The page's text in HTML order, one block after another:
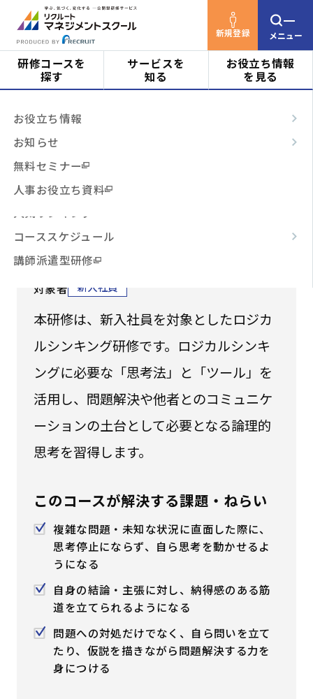
新規登録 メニュー
階層・役割
その他からコースを探す
サービスの特長
開催間近 満席間近
受講者ログイン
研修コースを
探す
対象者
ビジネススキル
テーマ別
3時間コース
人気ランキング
コーススケジュール
講師派遣型研修
サービスを
知る
はじめての方へ
サービスの特長
ご利用の流れ
よくあるご質問
お役立ち情報
を見る
お役立ち情報
お知らせ
無料セミナー
人事お役立ち資料
リクルートマネジメントスクールTOP
場開催・1日】
新入社員向けロジカルシンキン
グ研修【会場開催・1日】
相手の納得を導くための論理的思考を養う（ロ
ジカルシンキングのノウハウ・ドゥハウ）
対象者
新入社員
本研修は、新入社員を対象としたロジカ
ルシンキング研修です。ロジカルシンキ
ングに必要な「思考法」と「ツール」を
活用し、問題解決や他者とのコミュニケ
ーションの土台として必要となる論理的
思考を習得します。
このコースが解決する課題・ねらい
複雑な問題・未知な状況に直面した際に、
思考停止にならず、自ら思考を動かせるよ
うになる
自身の結論・主張に対し、納得感のある筋
道を立てられるようになる
問題への対処だけでなく、自ら問いを立て
たり、仮説を描きながら問題解決する力を
身につける